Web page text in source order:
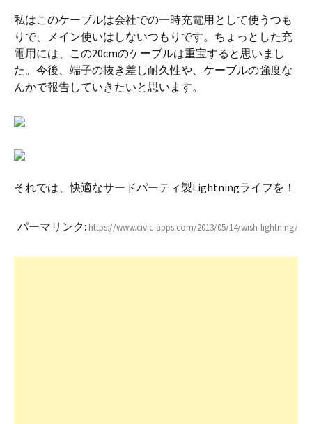
私はこのケーブルは会社での一時充電用として使うつも
りで、メイン使いはしないつもりです。ちょっとした充
電用には、この20cmのケーブルは重宝すると思いまし
た。今後、端子の抜き差し耐久性や、ケーブルの強度な
んかで報告していきたいと思います。
それでは、快適なサードパーティ製Lightningライフを！
パーマリンク: https://www.civic-apps.com/2013/05/14/wish-lightning/